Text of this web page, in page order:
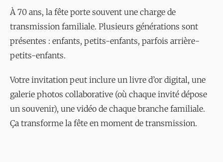
À 70 ans, la fête porte souvent une charge de
transmission familiale. Plusieurs générations sont
présentes : enfants, petits-enfants, parfois arrière-
petits-enfants.
Votre invitation peut inclure un livre d’or digital, une
galerie photos collaborative (où chaque invité dépose
un souvenir), une vidéo de chaque branche familiale.
Ça transforme la fête en moment de transmission.